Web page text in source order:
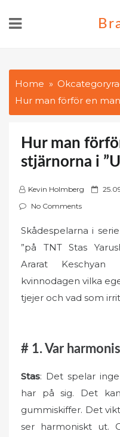
Home
Hur man förför en
Hur man
stjärnorna i
Kevin Holmberg
P
t
e
d
No Comments
Skådespelarna i
”på TNT Stas
Ararat Keschyan
kvinnodagen vilka
tjejer och vad som
# 1. Var
Stas: Det spelar
har på sig. Det
gummiskiffer. Det
ser harmoniskt ut.